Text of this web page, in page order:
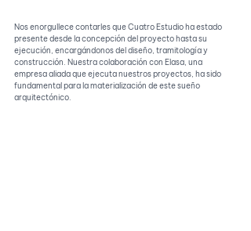
Nos enorgullece contarles que Cuatro Estudio ha estado
presente desde la concepción del proyecto hasta su
ejecución, encargándonos del diseño, tramitología y
construcción. Nuestra colaboración con Elasa, una
empresa aliada que ejecuta nuestros proyectos, ha sido
fundamental para la materialización de este sueño
arquitectónico.